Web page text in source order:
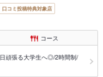
口コミ投稿特典対象店
コース
頑張る大学生へ◎/2時間制/